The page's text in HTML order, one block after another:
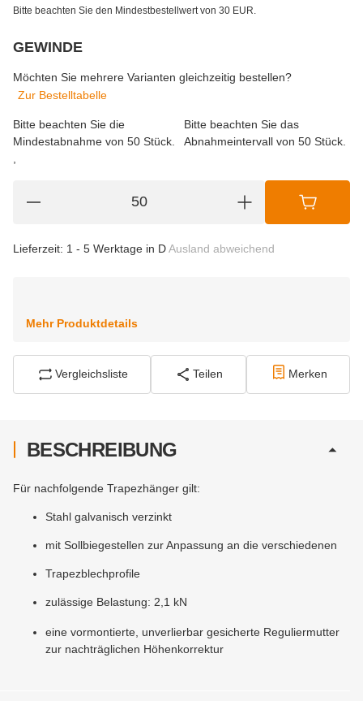
Bitte beachten Sie den Mindestbestellwert von 30 EUR.
GEWINDE
Möchten Sie mehrere Varianten gleichzeitig bestellen?
Zur Bestelltabelle
Bitte beachten Sie die
Mindestabnahme von 50 Stück.
Bitte beachten Sie das
Abnahmeintervall von 50 Stück.
Lieferzeit: 1 - 5 Werktage in DAusland abweichend
Mehr Produktdetails
Vergleichsliste Teilen Merken
BESCHREIBUNG
Für nachfolgende Trapezhänger gilt:
Stahl galvanisch verzinkt
mit Sollbiegestellen zur Anpassung an die verschiedenen
Trapezblechprofile
zulässige Belastung: 2,1 kN
eine vormontierte, unverlierbar gesicherte Reguliermutter
zur nachträglichen Höhenkorrektur